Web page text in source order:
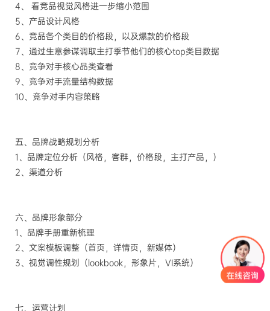
4、 看竞品视觉风格进一步缩小范围
5、产品设计风格
6、竞品各个类目的价格段，以及爆款的价格段
7、通过生意参谋调取主打季节他们的核心top类目数据
8、竞争对手核心品类查看
9、竞争对手流量结构数据
10、竞争对手内容策略
五、品牌战略规划分析
1、品牌定位分析（风格，客群，价格段，主打产品，）
2、渠道分析
六、品牌形象部分
1、品牌手册重新梳理
2、文案模板调整（首页，详情页，新媒体）
3、视觉调性规划（lookbook，形象片，VI系统）
七、运营计划